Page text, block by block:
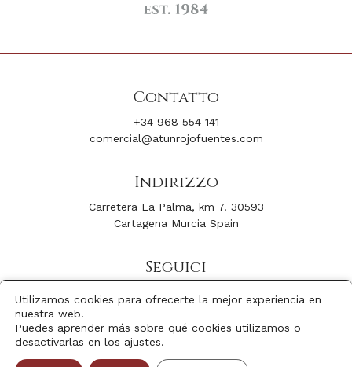
Contatto
+34 968 554 141
comercial@atunrojofuentes.com
Indirizzo
Carretera La Palma, km 7. 30593
Cartagena Murcia Spain
Seguici
Instagram
Linkedin
Utilizamos cookies para ofrecerte la mejor experiencia en
nuestra web.
Puedes aprender más sobre qué cookies utilizamos o
desactivarlas en los ajustes.